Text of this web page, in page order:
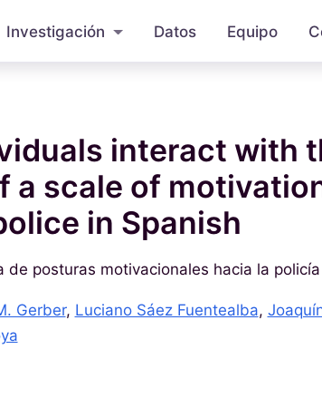
Investigación Datos Equipo
interact with
a scale of
in Spanish
de posturas motivacionales hacia la
Gerber, Luciano Sáez Fuentealba,